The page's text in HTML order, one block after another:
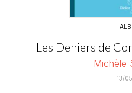
Les Deniers de
Michèle
13/